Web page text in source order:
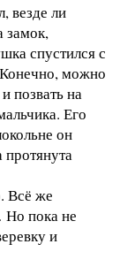
везде ли
замок,
спустился с
Конечно, можно
позвать на
Его
он
протянута
Всё же
Но пока не
и